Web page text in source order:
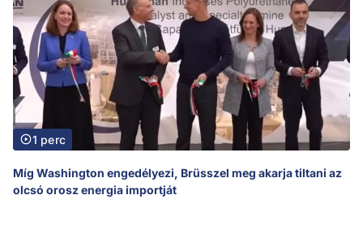
1 perc
Míg Washington engedélyezi, Brüsszel meg akarja tiltani az
olcsó orosz energia importját